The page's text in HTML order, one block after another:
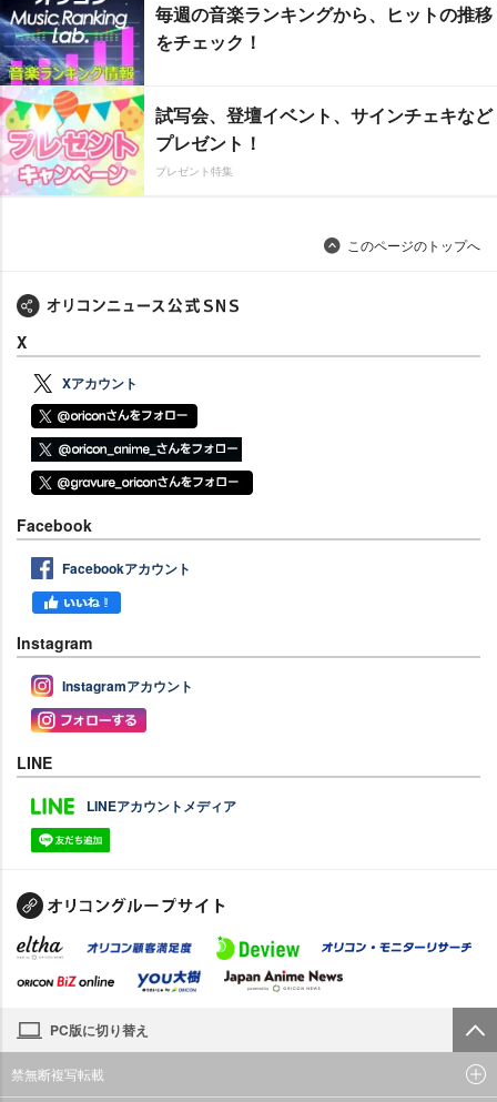
毎週の音楽ランキングから、ヒットの推移
をチェック！
試写会、登壇イベント、サインチェキなど
プレゼント！
プレゼント特集
このページのトップへ
X
Xアカウント
Facebook
Facebookアカウント
Instagram
Instagramアカウント
LINE
LINEアカウントメディア
PC版に切り替え
禁無断複写転載